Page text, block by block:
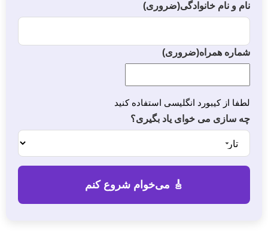
نام و نام خانوادگی(ضروری)
شماره همراه(ضروری)
لطفا از کیبورد انگلیسی استفاده کنید
چه سازی می خوای یاد بگیری؟